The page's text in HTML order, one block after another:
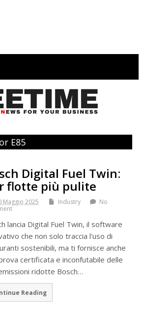
E85
Digital Fuel Twin:
flotte più pulite
Maggio 2025 Industry
No
lancia Digital Fuel Twin, il software
che non solo traccia l'uso di
sostenibili, ma ti fornisce anche
certificata e inconfutabile delle
ridotte Bosch…
Reading